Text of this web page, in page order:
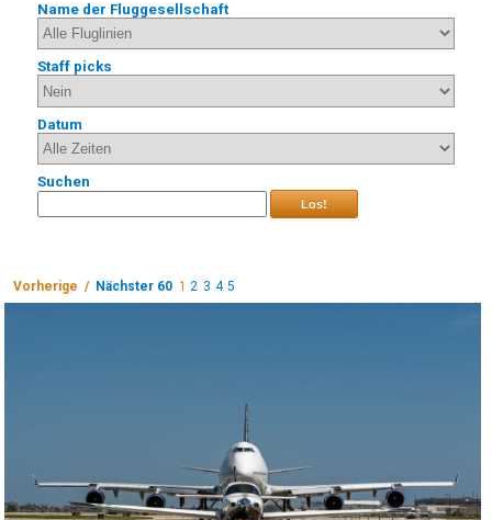
Name der Fluggesellschaft
Staff picks
Datum
Suchen
Los!
Vorherige / Nächster 60 1 2 3 4 5